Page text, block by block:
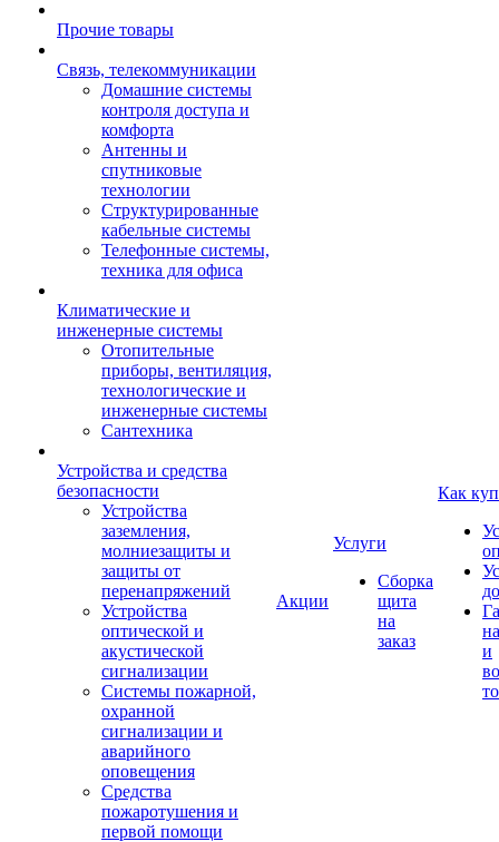
Прочие товары
Связь, телекоммуникации
Домашние системы
контроля доступа и
комфорта
Антенны и
спутниковые
технологии
Структурированные
кабельные системы
Телефонные системы,
техника для офиса
Климатические и
инженерные системы
Отопительные
приборы, вентиляция,
технологические и
инженерные системы
Сантехника
Устройства и средства
безопасности
Устройства
заземления,
молниезащиты и
защиты от
перенапряжений
Устройства
оптической и
акустической
сигнализации
Системы пожарной,
охранной
сигнализации и
аварийного
оповещения
Средства
пожаротушения и
первой помощи
Акции
Услуги
Сборка
щита
на
заказ
Как
и